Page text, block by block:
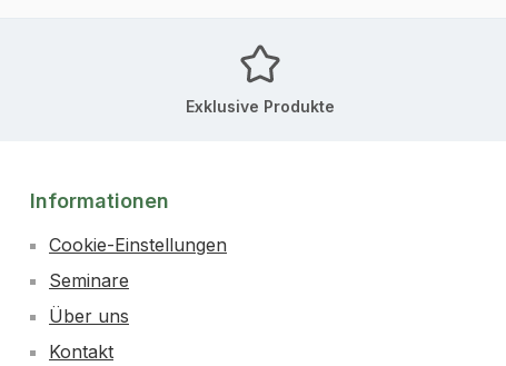
Exklusive Produkte
Informationen
Cookie-Einstellungen
Seminare
Über uns
Kontakt